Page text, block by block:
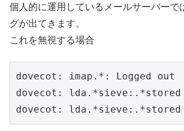
個人的に運用しているメールサーバーで
グが出てきます。
これを無視する場合
dovecot: imap.*: Logged out
dovecot: lda.*sieve:.*stored
dovecot: